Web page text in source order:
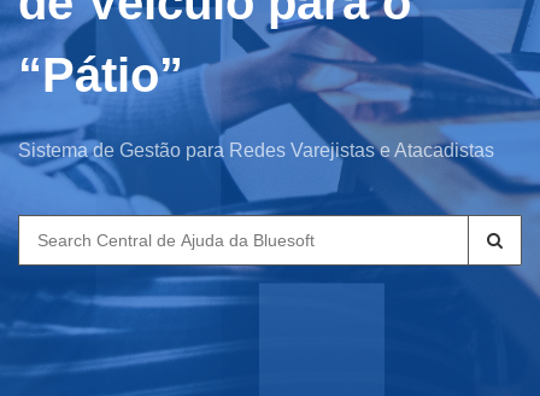
“Pátio”
Sistema de Gestão para Redes Varejistas e Atacadistas
Search
for: